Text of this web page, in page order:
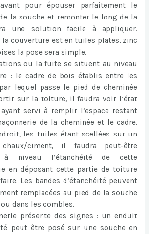
pour épouser parfaitement le
la souche et remonter le long de la
une solution facile à appliquer.
couverture est en tuiles plates, zinc
la pose sera simple.
ou la fuite se situent au niveau
: le cadre de bois établis entre les
lequel passe le pied de cheminée
sur la toiture, il faudra voir l’état
servi à remplir l’espace restant
de la cheminée et le cadre.
les tuiles étant scellées sur un
chaux/ciment, il faudra peut-être
à niveau l’étanchéité de cette
en déposant cette partie de toiture
Les bandes d’étanchéité peuvent
remplacées au pied de la souche
dans les combles.
présente des signes : un enduit
peut être posé sur une souche en